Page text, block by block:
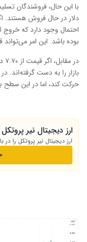
دلار در حال فروش هستند.
بوده باشد. این امر می‌تواند قیمت را تا ۵.۹۰ دلار
حرکت کند، اما در این سطح
ارز دیجیتال نیر پروتکل
ارز دیجیتال نیر پروتکل را